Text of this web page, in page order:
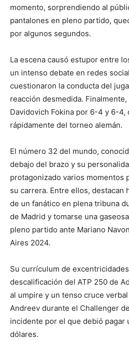
momento, sorprendiendo al
pantalones en pleno partido,
por algunos segundos.
La escena causó estupor entre
un intenso debate en redes
cuestionaron la conducta del
reacción desmedida.
Davidovich Fokina por 6-4 y 6-4,
rápidamente del torneo alemán.
El número 32 del mundo,
debajo del brazo y su
protagonizado varios momentos
su carrera. Entre ellos, destacan
de un fanático en plena tribuna
de Madrid y tomarse una
pleno partido ante Mariano
Aires 2024.
Su currículum de
descalificación del ATP 250 de
al umpire y un tenso cruce
Andreev durante el Challenger
incidente por el que debió pagar
dólares.